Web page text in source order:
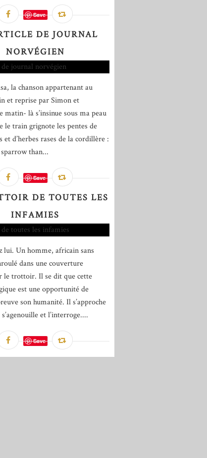
Save
DE JOURNAL
NORVÉGIEN
la chanson appartenant au
et reprise par Simon et
matin- là s’insinue sous ma peau
le train grignote les pentes de
et d’herbes rases de la cordillère :
than...
Save
DE TOUTES LES
INFAMIES
lui. Un homme, africain sans
dans une couverture
le trottoir. Il se dit que cette
est une opportunité de
son humanité. Il s’approche
et l’interroge....
Save